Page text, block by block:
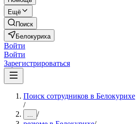
Ещё
Поиск
Белокуриха
Войти
Войти
Зарегистрироваться
Поиск сотрудников в Белокурихе
/
... /